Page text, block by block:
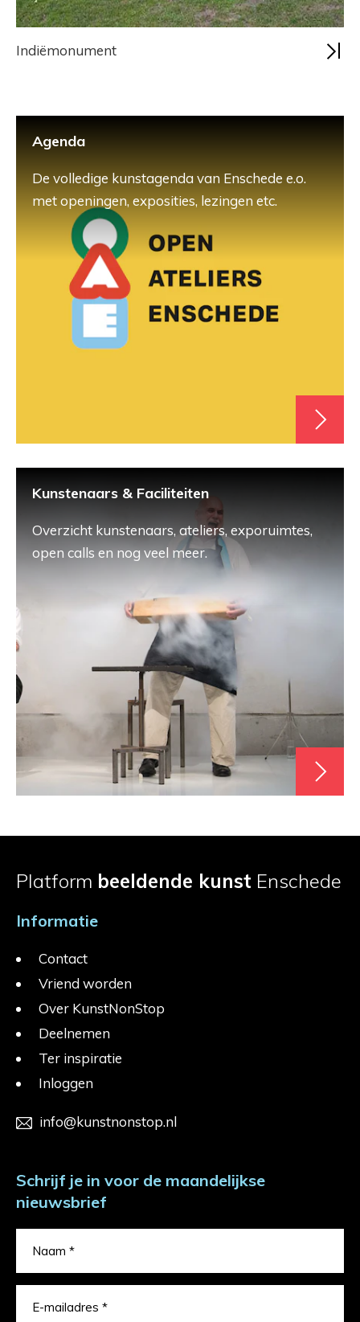
Indiëmonument
Agenda
De volledige kunstagenda van Enschede e.o.
met openingen, exposities, lezingen etc.
Kunstenaars & Faciliteiten
Overzicht kunstenaars, ateliers, exporuimtes,
open calls en nog veel meer.
Platform beeldende kunst Enschede
Informatie
Contact
Vriend worden
Over KunstNonStop
Deelnemen
Ter inspiratie
Inloggen
info@kunstnonstop.nl
Schrijf je in voor de maandelijkse
nieuwsbrief